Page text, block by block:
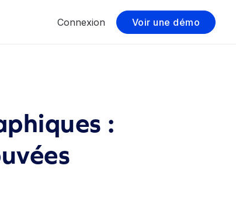
Connexion Voir une démo
: